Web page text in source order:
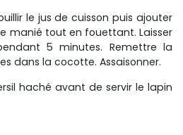
le jus de cuisson puis ajouter
manié tout en fouettant. Laisser
5 minutes. Remettre la
dans la cocotte. Assaisonner.
haché avant de servir le lapin